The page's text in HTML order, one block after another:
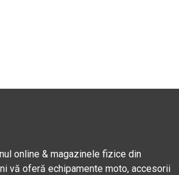
online & magazinele fizice din
vă oferă echipamente moto, accesorii